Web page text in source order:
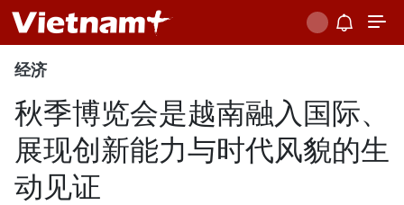
经济
秋季博览会是越南融入国际、
展现创新能力与时代风貌的生
动见证